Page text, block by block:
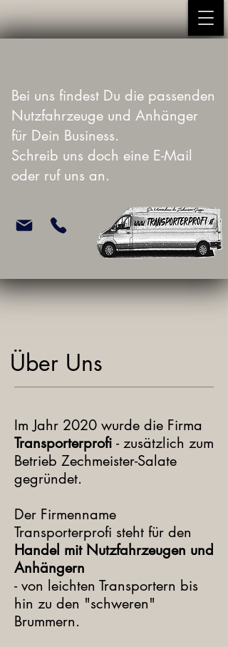
Bei uns findest Du die passenden
Nutzfahrzeuge und Anhänger
für Dein Business.
Schreib uns doch eine E-Mail
oder ruf uns an.
Über Uns
Im Jahr 2020 wurde die Firma
Transporterprofi - zusätzlich zum
Betrieb Zechmeister-Salate
gegründet.
Der Firmenname
Transporterprofi steht für den
Handel mit Nutzfahrzeugen und
Anhängern
- von leichten Transportern bis
hin zu den "schweren"
Brummern.